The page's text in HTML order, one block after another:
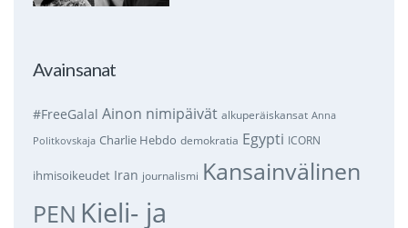
Avainsanat
#FreeGalal Ainon nimipäivät alkuperäiskansat Anna
Politkovskaja Charlie Hebdo demokratia Egypti ICORN
ihmisoikeudet Iran journalismi Kansainvälinen
PEN Kieli- ja